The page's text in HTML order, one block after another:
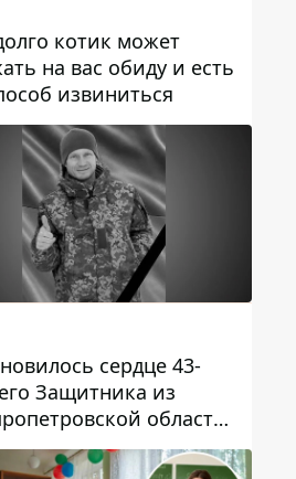
котик может
на вас обиду и есть
извиниться
сердце 43-
Защитника из
области
Зинченко